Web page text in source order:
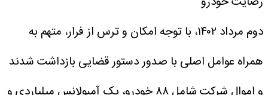
دوم مرداد ۱۴۰۲، با توجه امکان و ترس از فرار، متهم به
همراه عوامل اصلی با صدور دستور قضایی بازداشت شدند